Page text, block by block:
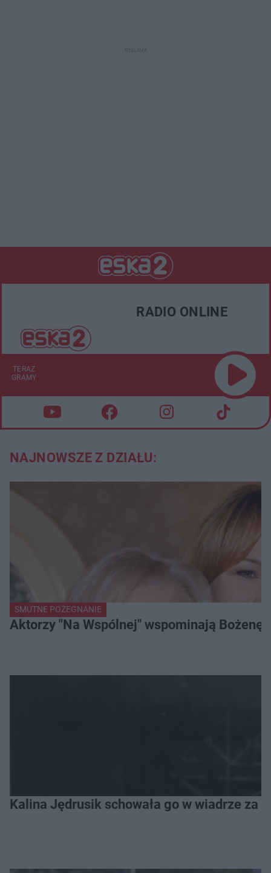
RADIO ONLINE
TERAZ
GRAMY
NAJNOWSZE Z DZIAŁU:
SMUTNE POŻEGNANIE
Aktorzy "Na Wspólnej" wspominają Bożenę
Kalina Jędrusik schowała go w wiadrze za